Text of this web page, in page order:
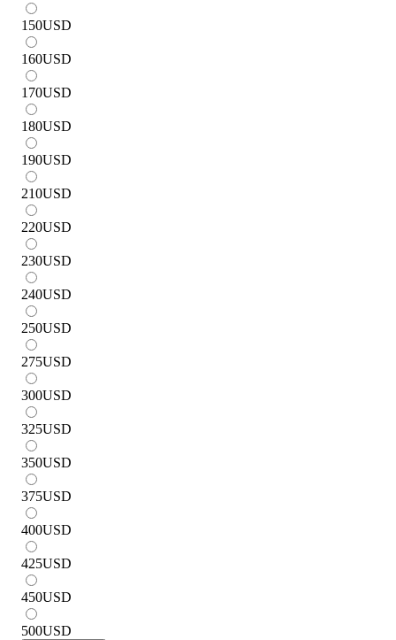
150USD
160USD
170USD
180USD
190USD
210USD
220USD
230USD
240USD
250USD
275USD
300USD
325USD
350USD
375USD
400USD
425USD
450USD
500USD